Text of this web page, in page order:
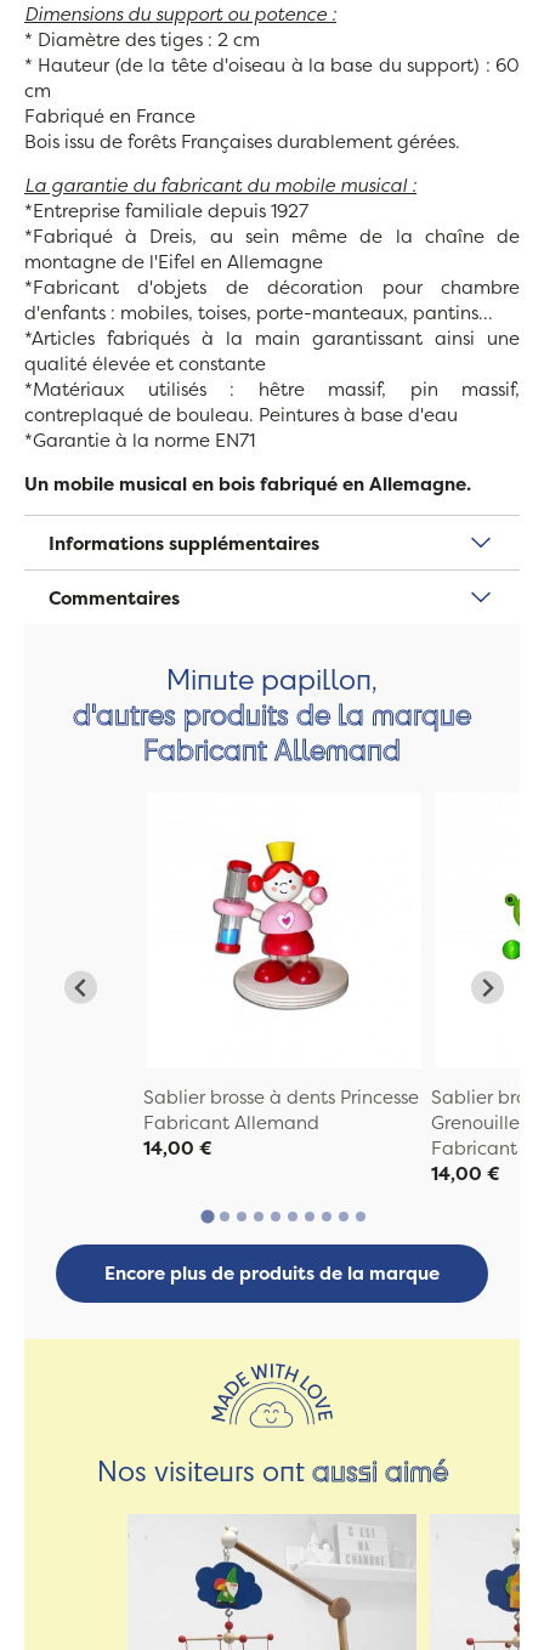
Dimensions du support ou potence :
* Diamètre des tiges : 2 cm
* Hauteur (de la tête d'oiseau à la base du support) : 60
cm
Fabriqué en France
Bois issu de forêts Françaises durablement gérées.
La garantie du fabricant du mobile musical :
*Entreprise familiale depuis 1927
*Fabriqué à Dreis, au sein même de la chaîne de
montagne de l'Eifel en Allemagne
*Fabricant d'objets de décoration pour chambre
d'enfants : mobiles, toises, porte-manteaux, pantins...
*Articles fabriqués à la main garantissant ainsi une
qualité élevée et constante
*Matériaux utilisés : hêtre massif, pin massif,
contreplaqué de bouleau. Peintures à base d'eau
*Garantie à la norme EN71
Un mobile musical en bois fabriqué en Allemagne.
Informations supplémentaires
Commentaires
Minute papillon,
d'autres produits de la marque
Fabricant Allemand
Sablier brosse à dents Princesse
Fabricant Allemand
14,00 €
Sablier
Grenouille
Fabricant
14,00 €
Encore plus de produits de la marque
Nos visiteurs ontaussi aimé